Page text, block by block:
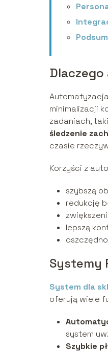
minimalizacji
zadaniach,
śledzenie
czasie
Korzyści z
szybszą
redukcję
lepszą
Systemy
System dla
oferują wiele
system
Szybkie